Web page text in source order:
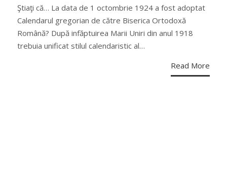
Ştiaţi că… La data de 1 octombrie 1924 a fost adoptat
Calendarul gregorian de către Biserica Ortodoxă
Română? După infăptuirea Marii Uniri din anul 1918
trebuia unificat stilul calendaristic al…
Read More